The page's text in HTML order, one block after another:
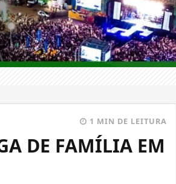
1 MIN DE LEITURA
DE FAMÍLIA EM